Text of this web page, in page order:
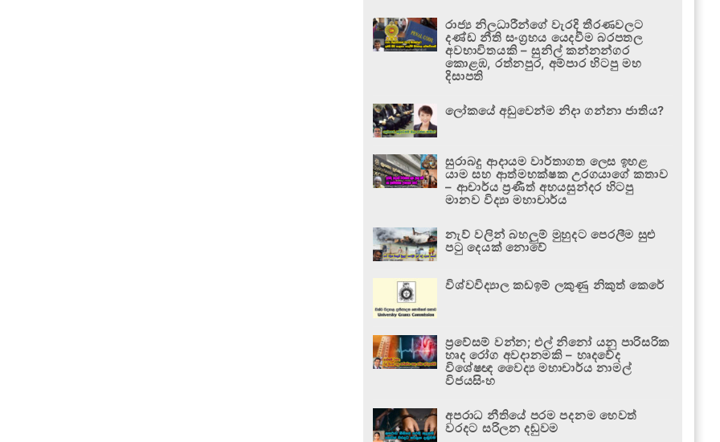
රාජ්‍ය නිලධාරීන්ගේ වැරදි තීරණවලට
දණ්ඩ නීති සංග්‍රහය යෙදවීම බරපතල
අවභාවිතයකි – සුනිල් කන්නන්ගර
කොළඹ, රත්නපුර, අම්පාර හිටපු මහ
දිසාපති
ලෝකයේ අඩුවෙන්ම නිදා ගන්නා ජාතිය?
සුරාබදු ආදායම වාර්තාගත ලෙස ඉහළ
යාම සහ ආත්මභක්ෂක උරගයාගේ කතාව
– ආචාර්ය ප්‍රණීත් අභයසුන්දර හිටපු
මානව විද්‍යා මහාචාර්ය
නැව් වලින් බහලුම් මුහුදට පෙරලීම සුළු
පටු දෙයක් නොවේ
විශ්වවිද්‍යාල කඩඉම් ලකුණු නිකුත් කෙරේ
ප්‍රවේසම් වන්න; එල් නිනෝ යනු පාරිසරික
හෘද රෝග අවදානමකි – හෘදවේද
විශේෂඥ වෛද්‍ය මහාචාර්ය නාමල්
විජයසිංහ
අපරාධ නීතියේ පරම පදනම හෙවත්
වරදට සරිලන දඬුවම